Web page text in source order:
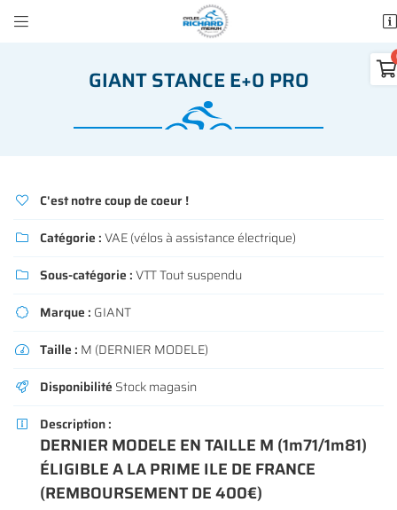
 
01 64 34 07 57

 Adresse email de réception
En cochant cette case, vous consentez à recevoir nos propositions commerciales à l'adresse
email indiqué ci-dessus. Vous pouvez vous désinscrire à tout moment en utilisant
GIANT STANCE E+0 PRO
 C'est notre coup de coeur !
 Catégorie :VAE (vélos à assistance électrique)
 Sous-catégorie :VTT Tout suspendu
 Marque : GIANT
 Taille : M (DERNIER MODELE)
 Disponibilité Stock magasin
 Description :
DERNIER MODELE EN TAILLE M (1m71/1m81)
ÉLIGIBLE A LA PRIME ILE DE FRANCE
(REMBOURSEMENT DE 400€)